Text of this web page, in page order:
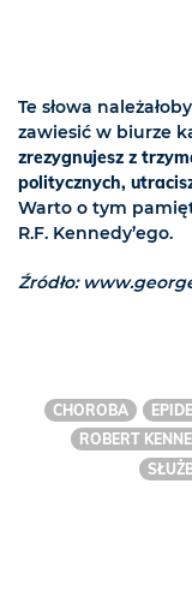
Te słowa
zawiesić w biurze
zrezygnujesz z
politycznych,
Warto o tym
R.F. Kennedy’ego.
Źródło:
CHOROBA
ROBERT